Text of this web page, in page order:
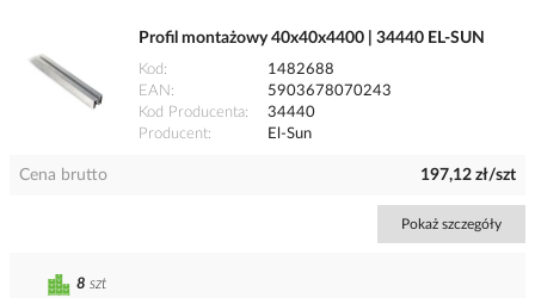
Profil montażowy 40x40x4400 | 34440 EL-SUN
Kod
1482688
EAN
5903678070243
Kod Producenta
34440
Producent
El-Sun
Cena brutto 197,12 zł/szt
Pokaż szczegóły
8 szt